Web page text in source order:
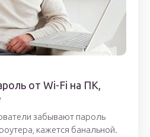
от Wi-Fi на ПК,
забывают пароль
кажется банальной.